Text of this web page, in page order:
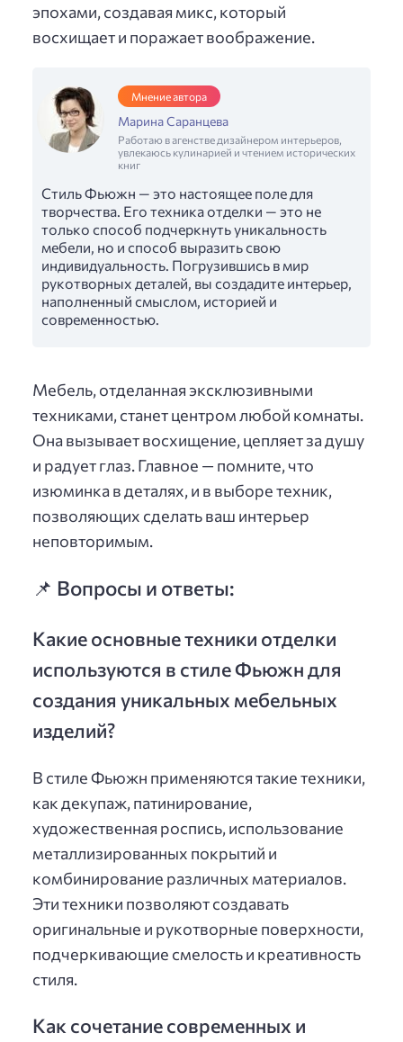
эпохами, создавая микс, который
восхищает и поражает воображение.
Мнение автора
Марина Саранцева
Работаю в агенстве дизайнером интерьеров,
увлекаюсь кулинарией и чтением исторических
книг
Стиль Фьюжн — это настоящее поле для
творчества. Его техника отделки — это не
только способ подчеркнуть уникальность
мебели, но и способ выразить свою
индивидуальность. Погрузившись в мир
рукотворных деталей, вы создадите интерьер,
наполненный смыслом, историей и
современностью.
Мебель, отделанная эксклюзивными
техниками, станет центром любой комнаты.
Она вызывает восхищение, цепляет за душу
и радует глаз. Главное — помните, что
изюминка в деталях, и в выборе техник,
позволяющих сделать ваш интерьер
неповторимым.
📌 Вопросы и ответы:
Какие основные техники отделки
используются в стиле Фьюжн для
создания уникальных мебельных
изделий?
В стиле Фьюжн применяются такие техники,
как декупаж, патинирование,
художественная роспись, использование
металлизированных покрытий и
комбинирование различных материалов.
Эти техники позволяют создавать
оригинальные и рукотворные поверхности,
подчеркивающие смелость и креативность
стиля.
Как сочетание современных и